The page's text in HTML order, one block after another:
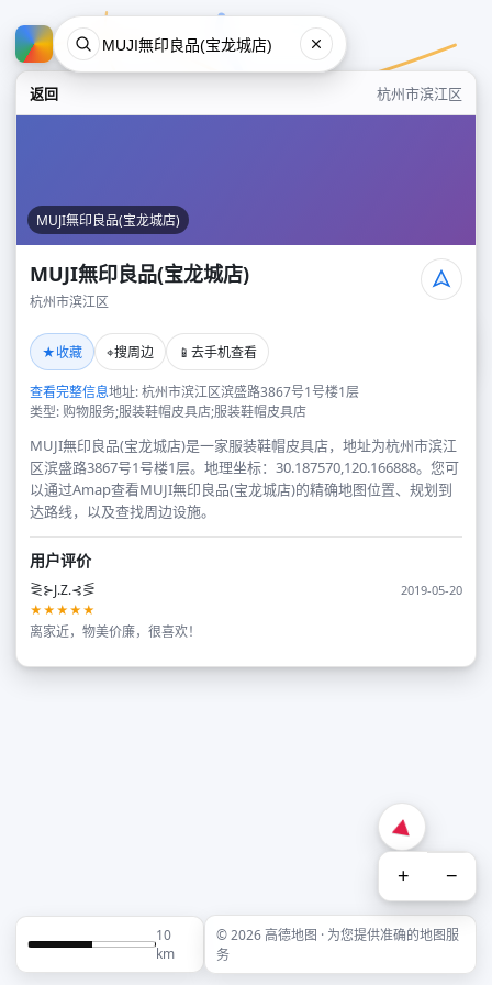
返回 杭州市滨江区
MUJI無印良品(宝龙城店)
MUJI無印良品(宝龙城店)
杭州市滨江区
★收藏 ⌖搜周边 📱 去手机查看
查看完整信息地址: 杭州市滨江区滨盛路3867号1号楼1层
类型: 购物服务;服装鞋帽皮具店;服装鞋帽皮具店
MUJI無印良品(宝龙城店)是一家服装鞋帽皮具店，地址为杭州市滨江
区滨盛路3867号1号楼1层。地理坐标：30.187570,120.166888。您可
以通过Amap查看MUJI無印良品(宝龙城店)的精确地图位置、规划到
达路线，以及查找周边设施。
用户评价
⋛⊱J.Z.⊰⋚
2019-05-20
★★★★★
离家近，物美价廉，很喜欢！
+ −
10
km
© 2026 高德地图 · 为您提供准确的地图服
务